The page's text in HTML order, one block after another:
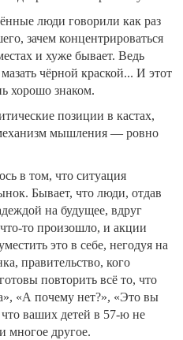
люди говорили как раз
зачем концентрироваться
и хуже бывает. Ведь
чёрной краской... И этот
хорошо знаком.
позиции в кастах,
мышления — ровно
в том, что ситуация
Бывает, что люди, отдав
на будущее, вдруг
то произошло, и акции
это в себе, негодуя на
правительство, кого
повторить всё то, что
«А почему нет?», «Это вы
ваших детей в 57-ю не
многое другое.